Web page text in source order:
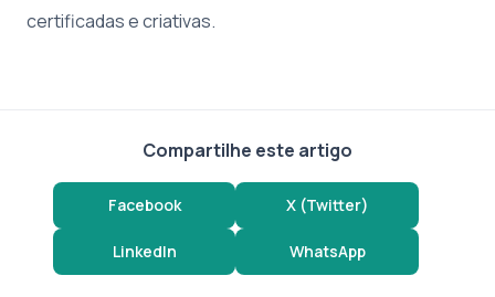
certificadas e criativas.
Compartilhe este artigo
Facebook X (Twitter)
LinkedIn WhatsApp